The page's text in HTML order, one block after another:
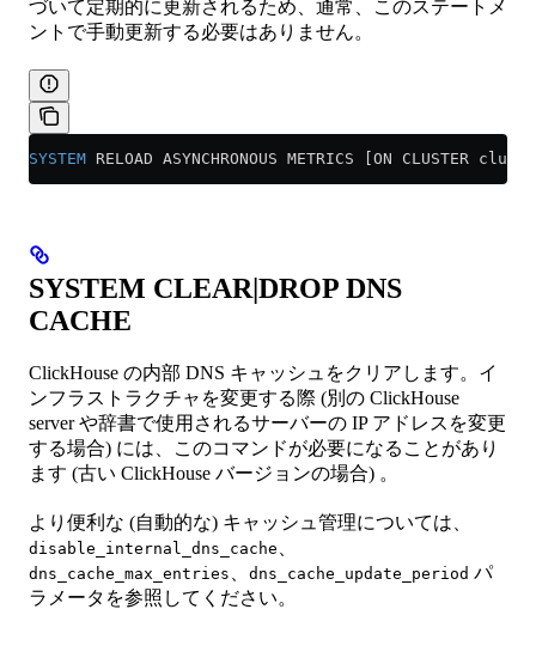
づいて定期的に更新されるため、通常、このステートメ
ントで手動更新する必要はありません。
SYSTEM RELOAD ASYNCHRONOUS METRICS [ON CLUSTER
SYSTEM CLEAR|DROP DNS
CACHE
ClickHouse の内部 DNS キャッシュをクリアします。イ
ンフラストラクチャを変更する際 (別の ClickHouse
server や辞書で使用されるサーバーの IP アドレスを変更
する場合) には、このコマンドが必要になることがあり
ます (古い ClickHouse バージョンの場合) 。
より便利な (自動的な) キャッシュ管理については、
disable_internal_dns_cache
dns_cache_max_entries dns_cache_update_period パ
ラメータを参照してください。